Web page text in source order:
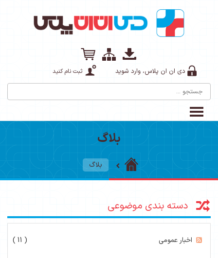
دی ان ان پلاس، وارد شوید ثبت نام کنید
بلاگ
بلاگ
دسته بندی موضوعی
اخبار عمومی ( 11 )